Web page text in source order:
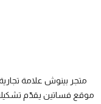
متجر بينوش علامة
موقع فساتين يقدّم